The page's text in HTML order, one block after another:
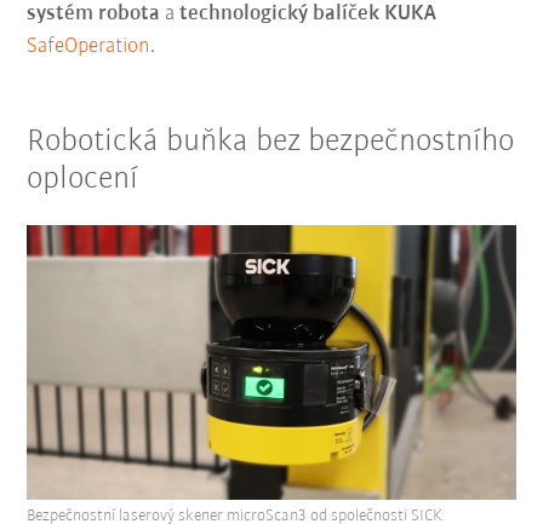
systém robota atechnologický balíček KUKA
SafeOperation.
Robotická buňka bez bezpečnostního
oplocení
Bezpečnostní laserový skener microScan3 od společnosti SICK